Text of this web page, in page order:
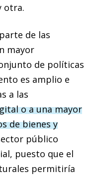
otra.
de las
mayor
de políticas
es amplio e
a las
o a una mayor
de bienes y
público
puesto que el
permitiría